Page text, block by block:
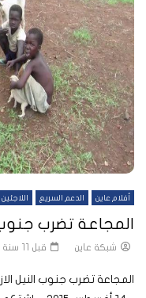
أفلام عاين الدعم السريع
المجاعة تضرب جنوب
شبكة عاين قبل 11 سنة
المجاعة تضرب جنوب النيل